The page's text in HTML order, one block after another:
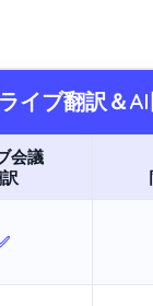
ライブ翻訳＆
会議